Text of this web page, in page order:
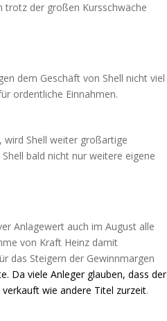
trotz der großen Kursschwäche
dem Geschäft von Shell nicht viel
ordentliche Einnahmen.
wird Shell weiter großartige
bald nicht nur weitere eigene
Anlagewert auch im August alle
von Kraft Heinz damit
das Steigern der Gewinnmargen
Da viele Anleger glauben, dass der
wie andere Titel zurzeit.